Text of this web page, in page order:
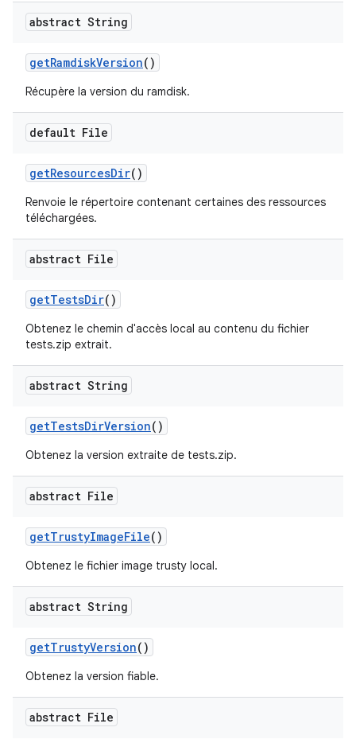
abstract String
getRamdiskVersion()
Récupère la version du ramdisk.
default File
getResourcesDir()
Renvoie le répertoire contenant certaines des ressources
téléchargées.
abstract File
getTestsDir()
Obtenez le chemin d'accès local au contenu du fichier
tests.zip extrait.
abstract String
getTestsDirVersion()
Obtenez la version extraite de tests.zip.
abstract File
getTrustyImageFile()
Obtenez le fichier image trusty local.
abstract String
getTrustyVersion()
Obtenez la version fiable.
abstract File